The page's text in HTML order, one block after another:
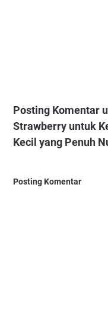
Posting Komentar
Strawberry untuk
Kecil yang Penuh
Posting Komentar